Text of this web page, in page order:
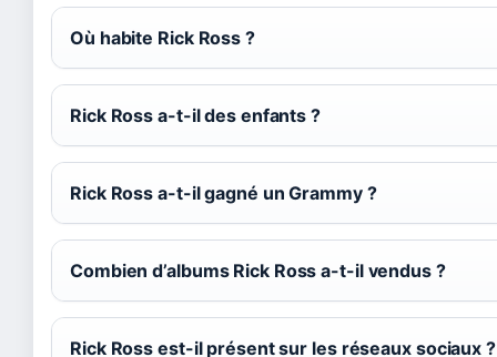
Où habite Rick Ross ?
Rick Ross a-t-il des enfants ?
Rick Ross a-t-il gagné un Grammy ?
Combien d’albums Rick Ross a-t-il vendus ?
Rick Ross est-il présent sur les réseaux sociaux ?